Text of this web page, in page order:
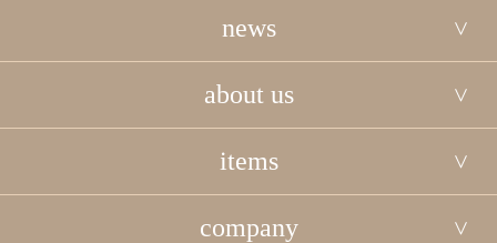
news
about us
items
company